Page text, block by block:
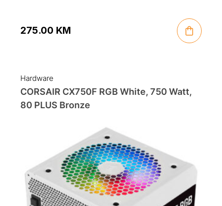
275.00 KM
Hardware
CORSAIR CX750F RGB White, 750 Watt,
80 PLUS Bronze